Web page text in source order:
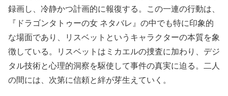
録画し、冷静かつ計画的に報復する。この一連の行動は、
『ドラゴンタトゥーの女 ネタバレ』の中でも特に印象的
な場面であり、リスベットというキャラクターの本質を象
徴している。リスベットはミカエルの捜査に加わり、デジ
タル技術と心理的洞察を駆使して事件の真実に迫る。二人
の間には、次第に信頼と絆が芽生えていく。